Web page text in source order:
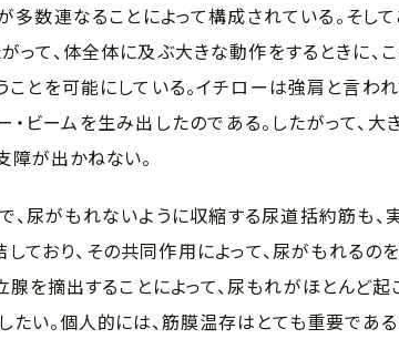
多数連なることによって構成されている。そし
がって、体全体に及ぶ大きな動作をするときに
ことを可能にしている。イチローは強肩と言
・ビームを生み出したのである。したがって、
障が出かねない。
、尿がもれないように収縮する尿道括約筋も
ており、その共同作用によって、尿がもれるの
腺を摘出することによって、尿もれがほとんど
たい。個人的には、筋膜温存はとても重要である